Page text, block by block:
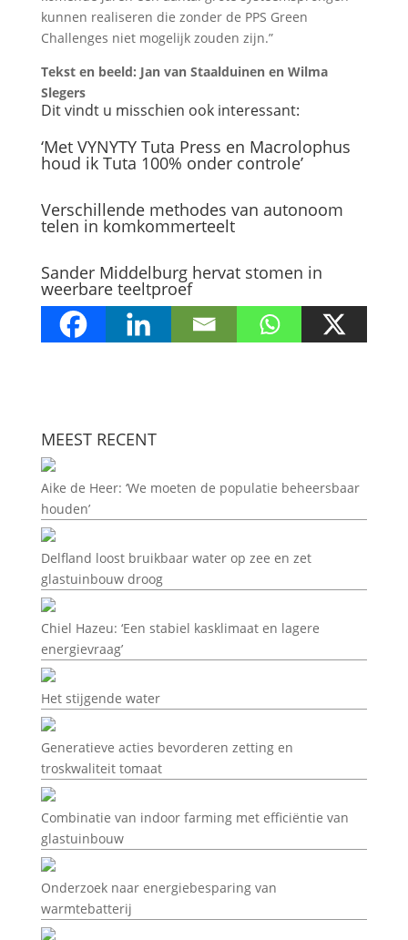
kunnen realiseren die zonder de PPS Green
Challenges niet mogelijk zouden zijn.”
Tekst en beeld: Jan van Staalduinen en Wilma
Slegers
Dit vindt u misschien ook interessant:
‘Met VYNYTY Tuta Press en Macrolophus
houd ik Tuta 100% onder controle’
Verschillende methodes van autonoom
telen in komkommerteelt
Sander Middelburg hervat stomen in
weerbare teeltproef
MEEST RECENT
Aike de Heer: ‘We moeten de populatie beheersbaar
houden’
Delfland loost bruikbaar water op zee en zet
glastuinbouw droog
Chiel Hazeu: ‘Een stabiel kasklimaat en lagere
energievraag’
Het stijgende water
Generatieve acties bevorderen zetting en
troskwaliteit tomaat
Combinatie van indoor farming met efficiëntie van
glastuinbouw
Onderzoek naar energiebesparing van
warmtebatterij